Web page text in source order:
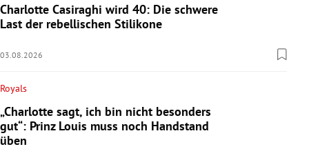
Charlotte Casiraghi wird 40: Die schwere
Last der rebellischen Stilikone
03.08.2026
Royals
„Charlotte sagt, ich bin nicht besonders
gut“: Prinz Louis muss noch Handstand
üben